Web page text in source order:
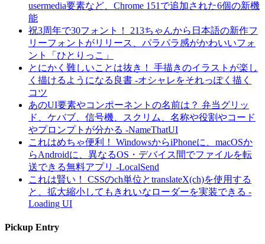
usermedia要素など、Chrome 151で追加された6個の新機
能
祝3周年で30フォント！ 213ちゃんから日本語の新作フ
リーフォントがリリース、パラパラ感がかわいいフォ
ント「ひとりっこ」
とにかく難しいことは抜き！ 手描きのイラストが楽し
く描けるようになる良書 -オシャレをそれっぽく描く
コツ
あのUI要素やコンポーネントの名前は？ 弁当グリッ
ド、ケバブ、信号機、スクリム、名称や役割やコード
やプロンプトが分かる -NameThatUI
これはめちゃ便利！ WindowsからiPhoneに、macOSか
らAndroidに、異なるOS・デバイス間でファイルを転
送できる無料アプリ -LocalSend
これは賢い！ CSSのch単位とtranslateX(ch)を使用する
と、拡大縮小してもきれいなローダーを実装できる -
Loading UI
Pickup Entry